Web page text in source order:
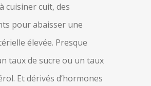
cuisiner cuit, des
pour abaisser une
élevée. Presque
taux de sucre ou un taux
Et dérivés d’hormones